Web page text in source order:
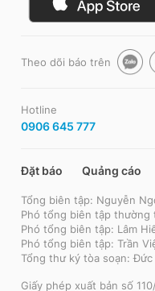
Theo dõi báo trên
Hotline
0906 645 777
Đặt báo Quảng cáo
Tổng biên tập: Nguyễn
Phó tổng biên tập thường
Phó tổng biên tập: Lâm
Phó tổng biên tập: Trần
Tổng thư ký tòa soạn: Đức
Giấy phép xuất bản số